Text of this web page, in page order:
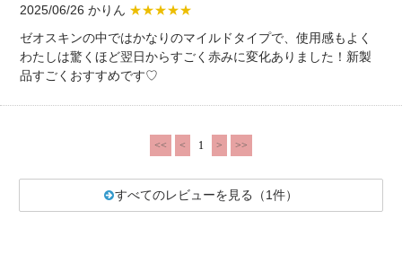
2025/06/26 かりん ★★★★★
ゼオスキンの中ではかなりのマイルドタイプで、使用感もよく
わたしは驚くほど翌日からすごく赤みに変化ありました！新製
品すごくおすすめです♡
<< < 1 > >>
すべてのレビューを見る（1件）